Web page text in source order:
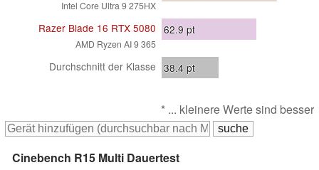
Intel Core Ultra 9 275HX
Razer Blade 16 RTX 5080
AMD Ryzen AI 9 365
62.9 pt
Durchschnitt der Klasse 38.4 pt
* ... kleinere Werte sind besser
Cinebench R15 Multi Dauertest